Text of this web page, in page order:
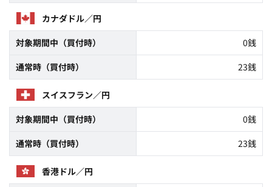
カナダドル／円
対象期間中（買付時）
0銭
通常時（買付時）
23銭
スイスフラン／円
対象期間中（買付時）
0銭
通常時（買付時）
23銭
香港ドル／円